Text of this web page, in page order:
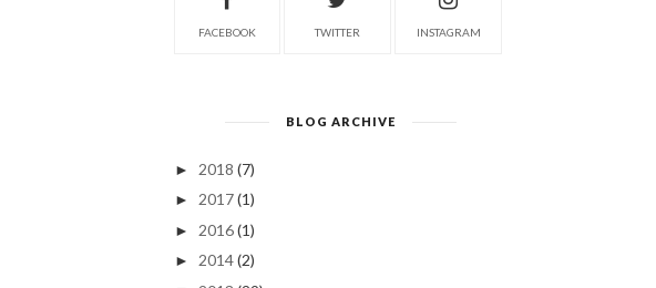
FACEBOOK TWITTER INSTAGRAM
BLOG ARCHIVE
► 2018 (7)
► 2017 (1)
► 2016 (1)
► 2014 (2)